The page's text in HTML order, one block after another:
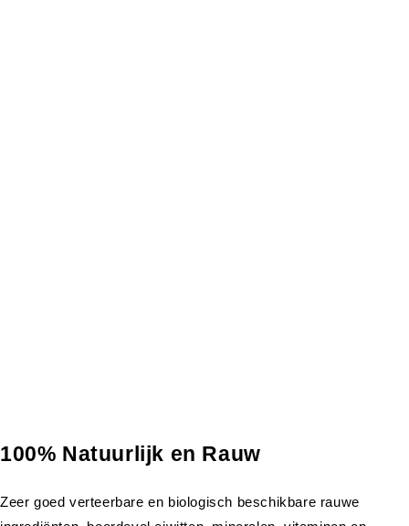
100% Natuurlijk en Rauw
Zeer goed verteerbare en biologisch beschikbare rauwe